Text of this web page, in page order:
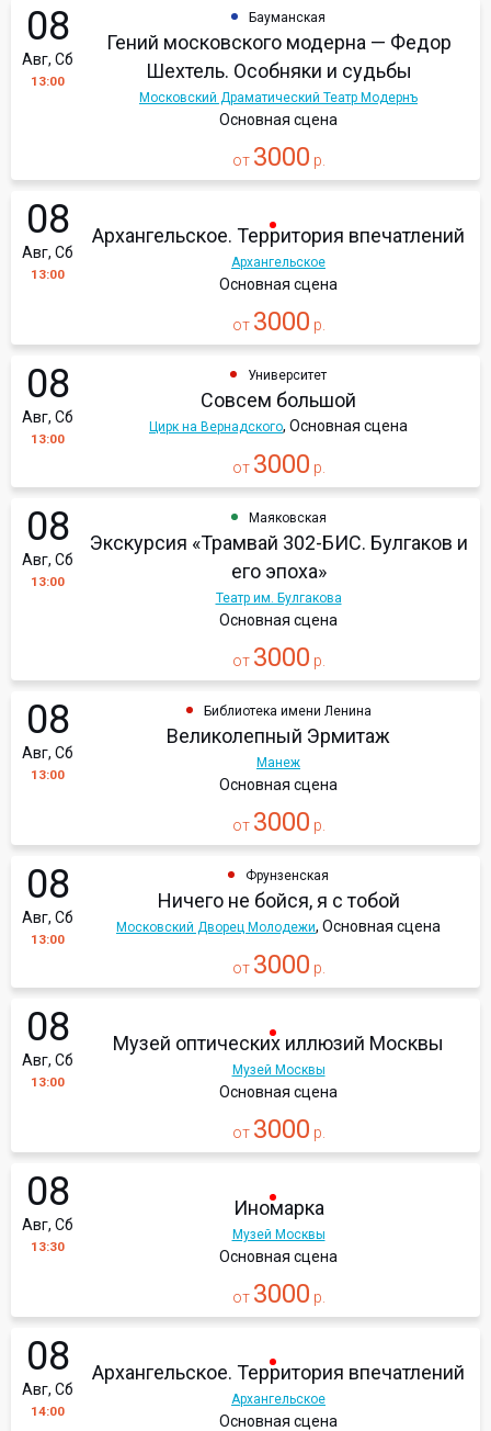
08
Авг, Сб
13:00
Бауманская
Гений московского модерна — Федор
Шехтель. Особняки и судьбы
Московский Драматический Театр Модернъ
Основная сцена
от 3000 р.
08
Авг, Сб
13:00
Архангельское. Территория впечатлений
Архангельское
Основная сцена
от 3000 р.
08
Авг, Сб
13:00
Университет
Совсем большой
Цирк на Вернадского, Основная сцена
от 3000 р.
08
Авг, Сб
13:00
Маяковская
Экскурсия «Трамвай 302-БИС. Булгаков и
его эпоха»
Театр им. Булгакова
Основная сцена
от 3000 р.
08
Авг, Сб
13:00
Библиотека имени Ленина
Великолепный Эрмитаж
Манеж
Основная сцена
от 3000 р.
08
Авг, Сб
13:00
Фрунзенская
Ничего не бойся, я с тобой
Московский Дворец Молодежи, Основная сцена
от 3000 р.
08
Авг, Сб
13:00
Музей оптических иллюзий Москвы
Музей Москвы
Основная сцена
от 3000 р.
08
Авг, Сб
13:30
Иномарка
Музей Москвы
Основная сцена
от 3000 р.
08
Авг, Сб
14:00
Архангельское. Территория впечатлений
Архангельское
Основная сцена